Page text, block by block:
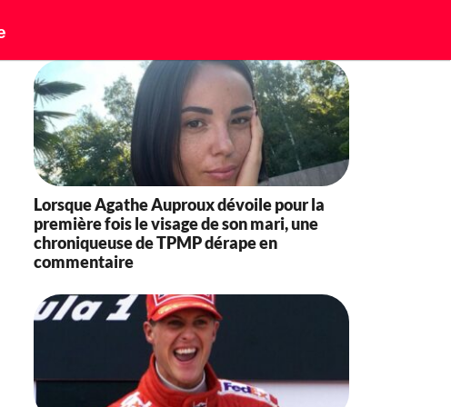
Lorsque Agathe Auproux dévoile pour la
première fois le visage de son mari, une
chroniqueuse de TPMP dérape en
commentaire